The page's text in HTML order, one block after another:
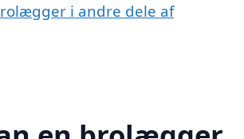
i andre dele af